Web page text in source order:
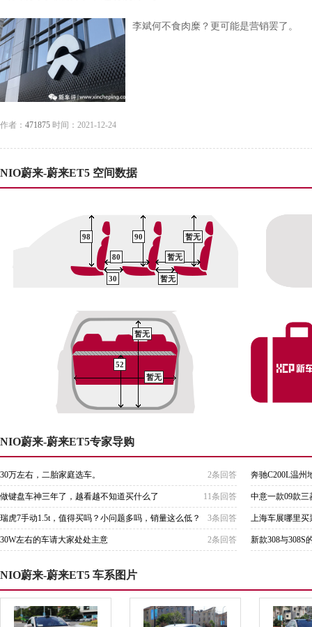
李斌何不食肉糜？更可能是营销罢了。
作者： 471875 时间：2021-12-24
NIO蔚来-蔚来ET5 空间数据
98 90 暂无
80
30 暂无
暂无
暂无
52
暂无
NIO蔚来-蔚来ET5专家导购
2条回答
30万左右，二胎家庭选车。 奔驰C200L温州
11条回答
做键盘车神三年了，越看越不知道买什么了 中意一款09款
3条回答
瑞虎7手动1.5t，值得买吗？小问题多吗，销量这么低？ 上海车展哪里买
2条回答
30W左右的车请大家处处主意 新款308与308S
NIO蔚来-蔚来ET5 车系图片